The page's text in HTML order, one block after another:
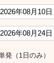
発（1日のみ）